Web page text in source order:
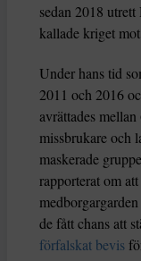
sedan 2018
kallade kriget
Under hans tid
2011 och 2016
avrättades
missbrukare och
maskerade
rapporterat om
de fått chans att
förfalskat bevis